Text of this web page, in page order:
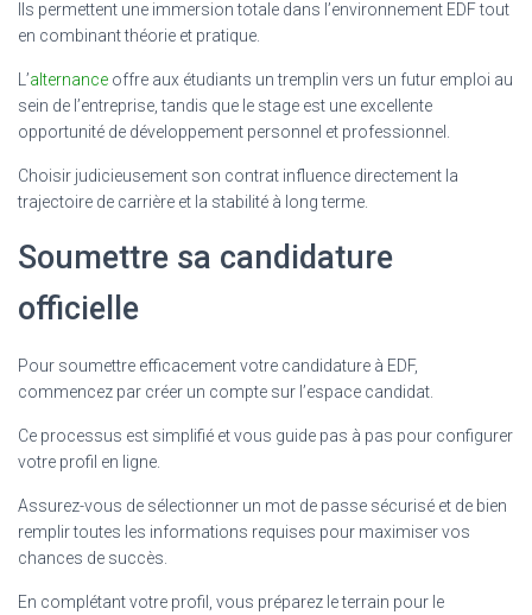
Ils permettent une immersion totale dans l’environnement EDF tout
en combinant théorie et pratique.
L’alternance offre aux étudiants un tremplin vers un futur emploi au
sein de l’entreprise, tandis que le stage est une excellente
opportunité de développement personnel et professionnel.
Choisir judicieusement son contrat influence directement la
trajectoire de carrière et la stabilité à long terme.
Soumettre sa candidature
officielle
Pour soumettre efficacement votre candidature à EDF,
commencez par créer un compte sur l’espace candidat.
Ce processus est simplifié et vous guide pas à pas pour configurer
votre profil en ligne.
Assurez-vous de sélectionner un mot de passe sécurisé et de bien
remplir toutes les informations requises pour maximiser vos
chances de succès.
En complétant votre profil, vous préparez le terrain pour le